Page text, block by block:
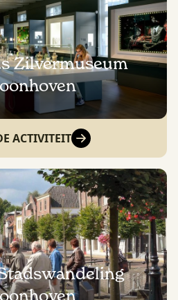
Zilvermuseum
ACTIVITEIT